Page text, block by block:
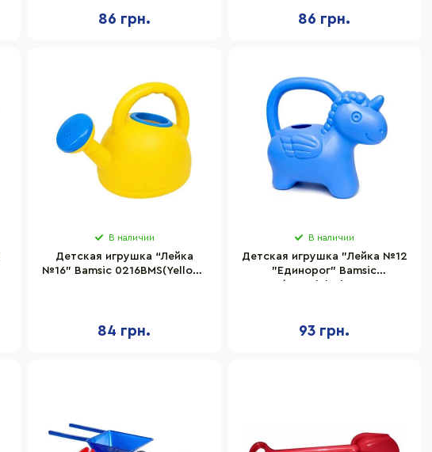
86 грн. 86 грн.
В наличии
Детская игрушка “Лейка
№16" Bamsic 0216BMS(Yellow)
84 грн.
В наличии
Детская игрушка "Лейка №12
"Единорог" Bamsic
93 грн.